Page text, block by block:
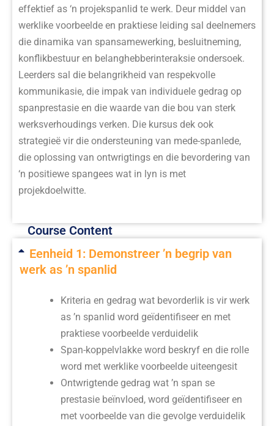
effektief as ‘n projekspanlid te werk. Deur middel van
werklike voorbeelde en praktiese leiding sal deelnemers
die dinamika van spansamewerking, besluitneming,
konflikbestuur en belanghebberinteraksie ondersoek.
Leerders sal die belangrikheid van respekvolle
kommunikasie, die impak van individuele gedrag op
spanprestasie en die waarde van die bou van sterk
werksverhoudings verken. Die kursus dek ook
strategieë vir die ondersteuning van mede-spanlede,
die oplossing van ontwrigtings en die bevordering van
‘n positiewe spangees wat in lyn is met
projekdoelwitte.
Course Content
Eenheid 1: Demonstreer ’n begrip van
werk as ’n spanlid
Kriteria en gedrag wat bevorderlik is vir werk
as ’n spanlid word geïdentifiseer en met
praktiese voorbeelde verduidelik
Span-koppelvlakke word beskryf en die rolle
word met werklike voorbeelde uiteengesit
Ontwrigtende gedrag wat ’n span se
prestasie beïnvloed, word geïdentifiseer en
met voorbeelde van die gevolge verduidelik